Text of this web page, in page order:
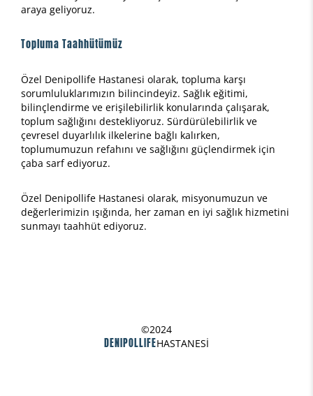
araya geliyoruz.
Topluma Taahhütümüz
Özel Denipollife Hastanesi olarak, topluma karşı
sorumluluklarımızın bilincindeyiz. Sağlık eğitimi,
bilinçlendirme ve erişilebilirlik konularında çalışarak,
toplum sağlığını destekliyoruz. Sürdürülebilirlik ve
çevresel duyarlılık ilkelerine bağlı kalırken,
toplumumuzun refahını ve sağlığını güçlendirmek için
çaba sarf ediyoruz.
Özel Denipollife Hastanesi olarak, misyonumuzun ve
değerlerimizin ışığında, her zaman en iyi sağlık hizmetini
sunmayı taahhüt ediyoruz.
©2024
DENIPOLLIFEHASTANESİ